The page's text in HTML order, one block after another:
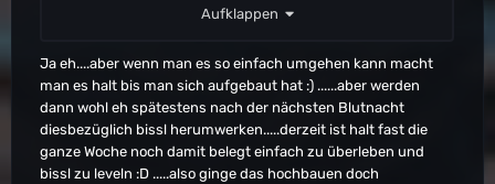
. Und immer weiter ausbauen das
Aufklappen
Ja eh....aber wenn man es so einfach umgehen kann macht
man es halt bis man sich aufgebaut hat :) ......aber werden
dann wohl eh spätestens nach der nächsten Blutnacht
diesbezüglich bissl herumwerken.....derzeit ist halt fast die
ganze Woche noch damit belegt einfach zu überleben und
bissl zu leveln :D .....also ginge das hochbauen doch